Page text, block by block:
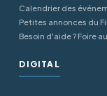
Calendrier des
Petites annonces du
Besoin d'aide ? Foire
DIGITAL